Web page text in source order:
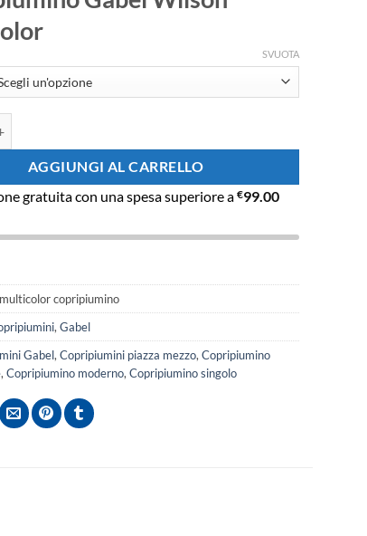
a
€105.80
SVUOTA
AGGIUNGI AL CARRELLO
gratuita con una spesa superiore a€99.00
copripiumino
, Gabel
Gabel, Copripiumini piazza mezzo, Copripiumino
, Copripiumino moderno, Copripiumino singolo